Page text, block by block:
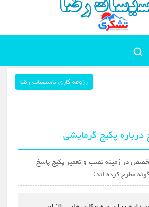
رزومه کاری تاسیسات رضا
پکیج گرمایشی
در زمینه نصب و تعمیر پکیج پاسخ
مطرح کرده اند: